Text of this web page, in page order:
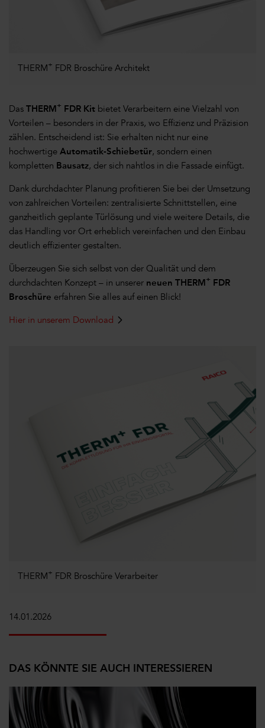
THERM+ FDR Broschüre Architekt
Das THERM+ FDR Kit bietet Verarbeitern eine Vielzahl von
Vorteilen – besonders in der Praxis, wo Effizienz und Präzision
zählen. Entscheidend ist: Sie erhalten nicht nur eine
hochwertige Automatik-Schiebetür, sondern einen
kompletten Bausatz, der sich nahtlos in die Fassade einfügt.
Dank durchdachter Planung profitieren Sie bei der Umsetzung
von zahlreichen Vorteilen: zentralisierte Schnittstellen, eine
ganzheitlich geplante Türlösung und viele weitere Details, die
das Handling vor Ort erheblich vereinfachen und den Einbau
deutlich effizienter gestalten.
Überzeugen Sie sich selbst von der Qualität und dem
durchdachten Konzept – in unserer neuen THERM+ FDR
Broschüre erfahren Sie alles auf einen Blick!
Hier in unserem Download
THERM+ FDR Broschüre Verarbeiter
14.01.2026
DAS KÖNNTE SIE AUCH INTERESSIEREN